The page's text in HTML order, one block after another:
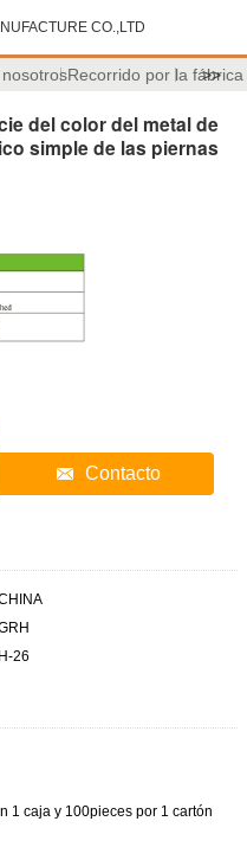
CO.,LTD
Recorrido por la fábrica
>>
del color del metal de
simple de las piernas
Contacto
H-26
1 caja y 100pieces por 1 cartón